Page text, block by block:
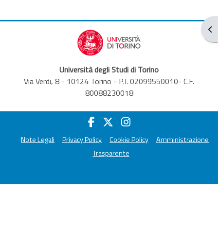
Università degli Studi di Torino
Via Verdi, 8 - 10124 Torino - P.I. 02099550010- C.F.
80088230018
Note Legali Privacy Policy Cookie Policy
Amministrazione
Trasparente